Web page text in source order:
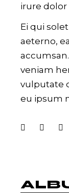
irure
Ei qui
aeterno,
veniam
vulputate
eu ipsum